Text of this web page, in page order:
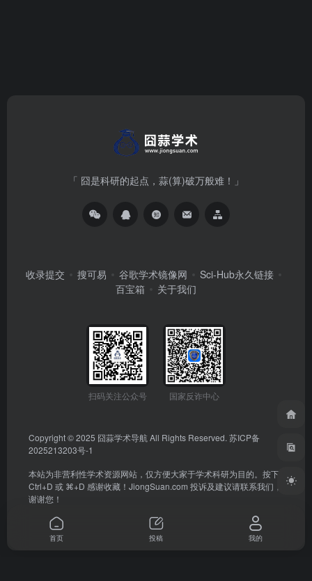
「 囧是科研的起点，蒜(算)破万般难！」
收录提交 搜可易 谷歌学术镜像网
Sci-Hub永久链接
百宝箱
关于我们
扫码关注公众号 国家反诈中心
Copyright © 2025 囧蒜学术导航 All Rights Reserved. 苏ICP备
2025213203号-1
本站为非营利性学术资源网站，仅方便大家于学术科研为目的。按下
Ctrl+D 或 ⌘+D 感谢收藏！ JiongSuan.com 投诉及建议请联系我们，
谢谢您！
首页 投稿 我的